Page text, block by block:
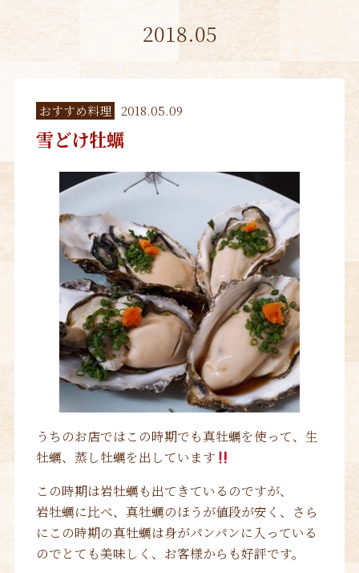
2018.05
おすすめ料理 2018.05.09
雪どけ牡蠣
うちのお店ではこの時期でも真牡蠣を使って、生
牡蠣、蒸し牡蠣を出しています
この時期は岩牡蠣も出てきているのですが、
岩牡蠣に比べ、真牡蠣のほうが値段が安く、さら
にこの時期の真牡蠣は身がパンパンに入っている
のでとても美味しく、お客様からも好評です。